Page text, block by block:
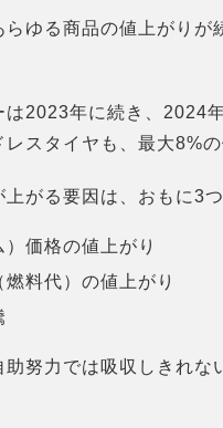
らゆる商品の値上がり
は2023年に続き、2024
スタイヤも、最大8%の
上がる要因は、おもに3つ
）価格の値上がり
料代）の値上がり
助努力では吸収しきれ